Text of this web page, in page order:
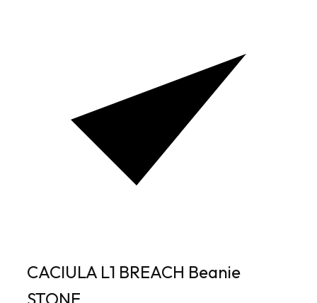
CACIULA L1 BREACH Beanie
STONE